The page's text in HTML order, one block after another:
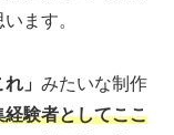
ます。
」 みたいな制作
経験者としてここ